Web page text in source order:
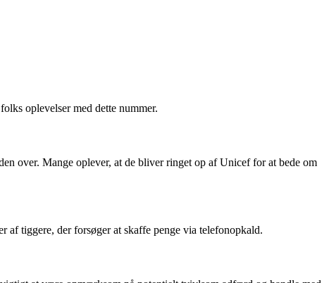
oplevelser med dette nummer.
over. Mange oplever, at de bliver ringet op af Unicef for at bede om
af tiggere, der forsøger at skaffe penge via telefonopkald.